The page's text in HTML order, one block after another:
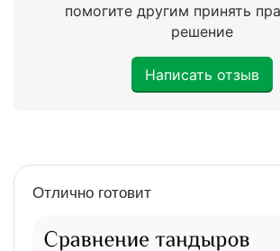
помогите другим принять
решение
Написать отзыв
Отлично готовит